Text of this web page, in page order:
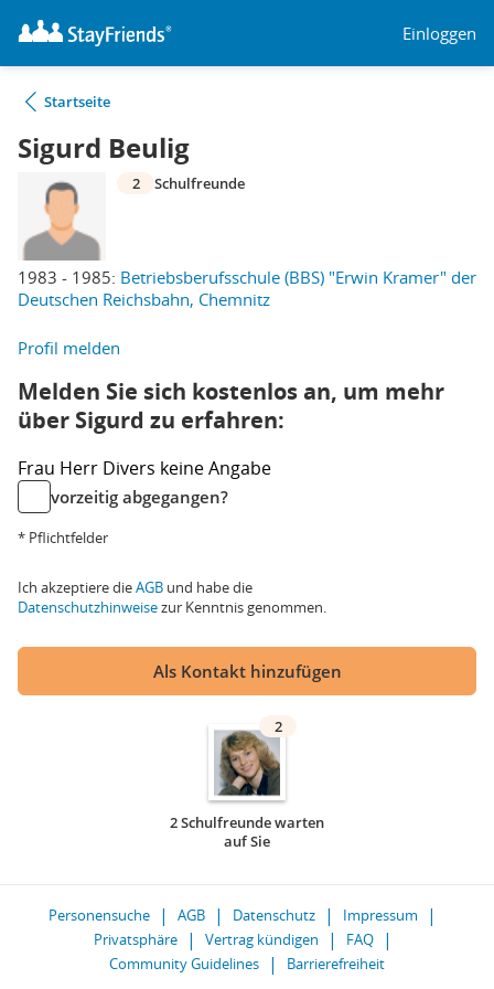
Einloggen
Startseite
Sigurd Beulig
1983 - 1985: Betriebsberufsschule (BBS) "Erwin Kramer" der
Deutschen Reichsbahn, Chemnitz
2 Schulfreunde
Profil melden
Melden Sie sich kostenlos an, um mehr
über Sigurd zu erfahren:
Frau Herr Divers keine Angabe
vorzeitig abgegangen?
* Pflichtfelder
Ich akzeptiere dieAGB und habe die
Datenschutzhinweisezur Kenntnis genommen.
Als Kontakt hinzufügen
2
2 Schulfreunde warten
auf Sie
Personensuche AGB Datenschutz
Impressum
Privatsphäre
Vertrag kündigen
FAQ
Community Guidelines
Barrierefreiheit